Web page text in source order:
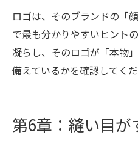
ロゴは、そのブランドの「
で最も分かりやすいヒント
凝らし、そのロゴが「本物
備えているかを確認してくだ
第6章：縫い目が